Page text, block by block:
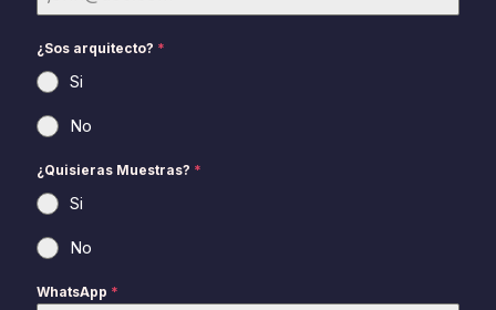
¿Sos arquitecto? *
Si
No
¿Quisieras Muestras? *
Si
No
WhatsApp *